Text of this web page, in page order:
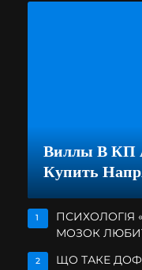
Виллы В КП
Купить
1
МОЗОК
2 ЩО ТАКЕ